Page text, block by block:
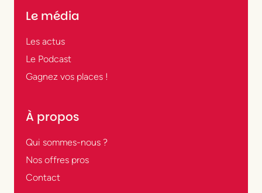
Le média
Les actus
Le Podcast
Gagnez vos places !
À propos
Qui sommes-nous ?
Nos offres pros
Contact